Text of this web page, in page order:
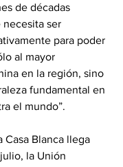
de décadas
necesita ser
para poder
al mayor
en la región, sino
fundamental en
el mundo”.
Casa Blanca llega
la Unión